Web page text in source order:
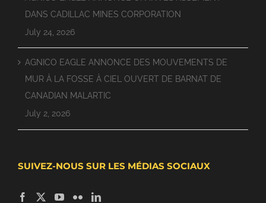
DANS CADILLAC MINES CORPORATION
July 24, 2026
AGNICO EAGLE ANNONCE DES MOUVEMENTS DE
MUR À LA FOSSE À CIEL OUVERT DE BARNAT DE
CANADIAN MALARTIC
July 2, 2026
SUIVEZ-NOUS SUR LES MÉDIAS SOCIAUX